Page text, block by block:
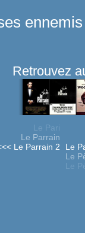
Retrouvez
Le Pari
Le Parrain
Le Parrain 2
Le
Le
Le